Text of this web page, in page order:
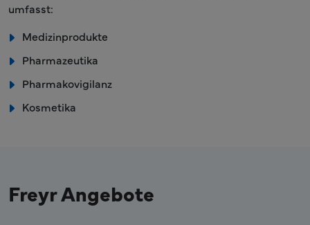
umfasst:
Medizinprodukte
Pharmazeutika
Pharmakovigilanz
Kosmetika
Freyr Angebote